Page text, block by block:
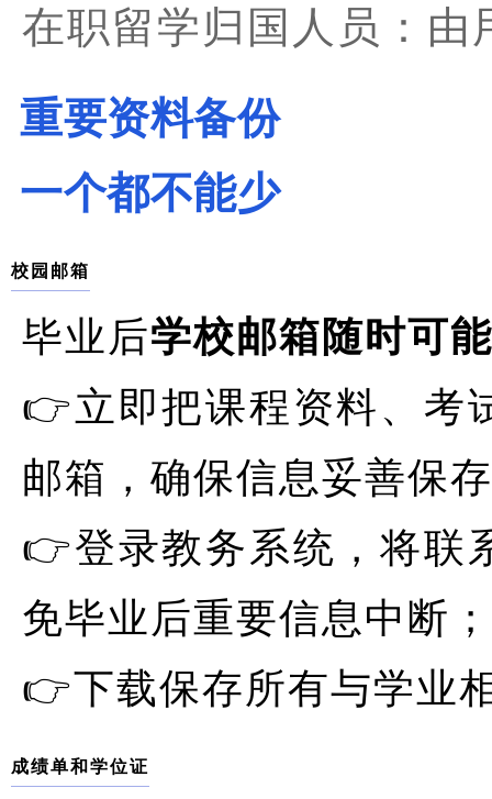
在职留学归国人员：由
重要资料备份
一个都不能少
校园邮箱
毕业后学校邮箱随时可
👉立即把课程资料、考
邮箱，确保信息妥善保
👉登录教务系统，将联
免毕业后重要信息中断；
👉下载保存所有与学业
成绩单和学位证